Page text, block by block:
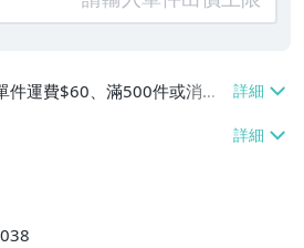
件運費$60、滿500件或消費
費】